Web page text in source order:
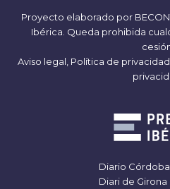
Proyecto elaborado por
Ibérica. Queda prohibida
Aviso legal, Política de
Diario Córdoba
Diari de Girona